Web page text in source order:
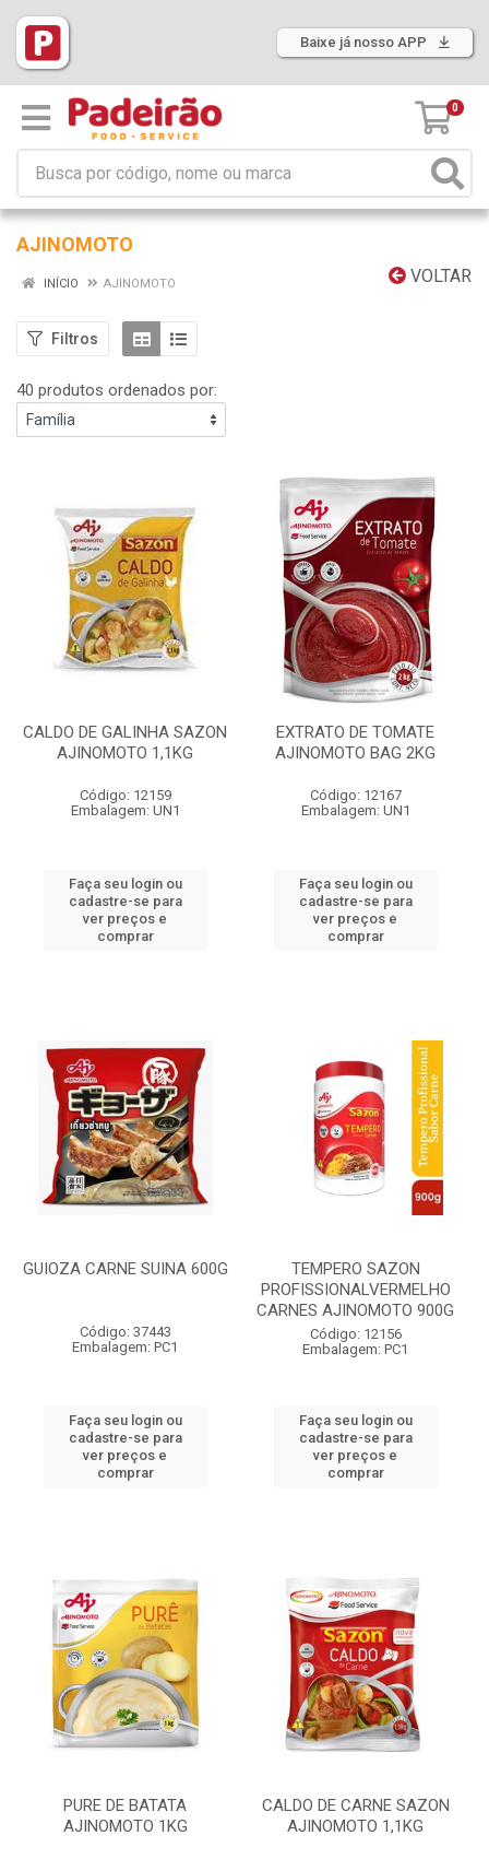
Baixe já nosso APP
0
AJINOMOTO
VOLTAR
INÍCIO AJINOMOTO
Filtros
40 produtos ordenados por:
CALDO DE GALINHA SAZON
AJINOMOTO 1,1KG
Código: 12159
Embalagem: UN1
Faça seu login ou
cadastre-se para
ver preços e
comprar
EXTRATO DE TOMATE
AJINOMOTO BAG 2KG
Código: 12167
Embalagem: UN1
Faça seu login ou
cadastre-se para
ver preços e
comprar
GUIOZA CARNE SUINA 600G
Código: 37443
Embalagem: PC1
Faça seu login ou
cadastre-se para
ver preços e
comprar
TEMPERO SAZON
PROFISSIONALVERMELHO
CARNES AJINOMOTO 900G
Código: 12156
Embalagem: PC1
Faça seu login ou
cadastre-se para
ver preços e
comprar
PURE DE BATATA
AJINOMOTO 1KG
CALDO DE CARNE SAZON
AJINOMOTO 1,1KG